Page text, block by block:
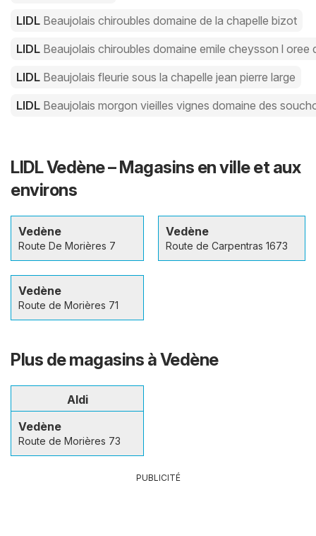
LIDL Beaujolais chiroubles domaine de la chapelle bizot
LIDL Beaujolais chiroubles domaine emile cheysson l oree
LIDL Beaujolais fleurie sous la chapelle jean pierre large
LIDL Beaujolais morgon vieilles vignes domaine des
LIDL Vedène – Magasins en ville et aux
environs
Vedène
Route De Morières 7
Vedène
Route de Carpentras 1673
Vedène
Route de Morières 71
Plus de magasins à Vedène
Aldi
Vedène
Route de Morières 73
PUBLICITÉ